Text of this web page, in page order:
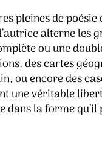
pleines de poésie
alterne les
ou une
des cartes
ou encore des
une véritable
dans la forme qu’il